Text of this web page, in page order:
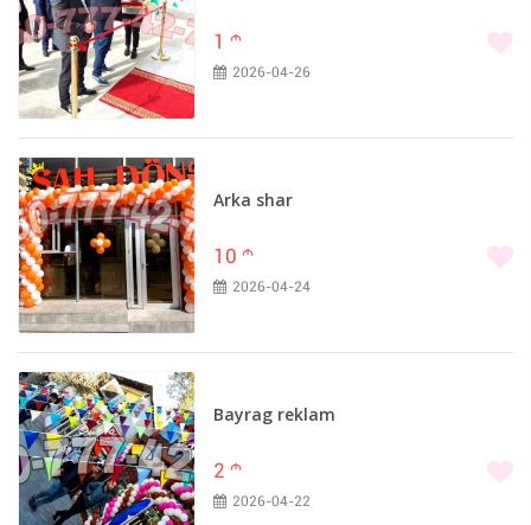
1 m
2026-04-26
Arka shar
10 m
2026-04-24
Bayrag reklam
2 m
2026-04-22